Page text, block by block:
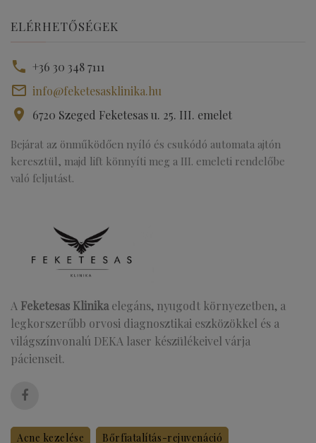
ELÉRHETŐSÉGEK
+36 30 348 7111
info@feketesasklinika.hu
6720 Szeged Feketesas u. 25. III. emelet
Bejárat az önműködően nyíló és csukódó automata ajtón
keresztül, majd lift könnyíti meg a III. emeleti rendelőbe
való feljutást.
A Feketesas Klinikaelegáns, nyugodt környezetben, a
legkorszerűbb orvosi diagnosztikai eszközökkel és a
világszínvonalú DEKA laser készülékeivel várja
pácienseit.
Acne kezelése Bőrfiatalítás-rejuvenáció